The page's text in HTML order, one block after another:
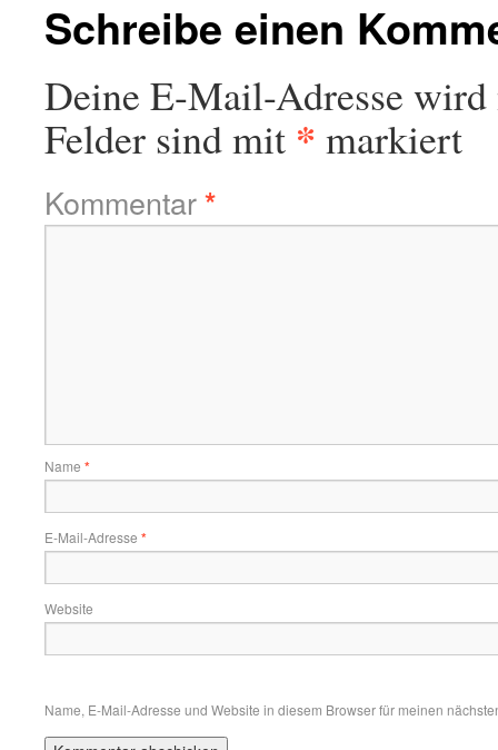
Schreibe einen
Deine E-Mail-Adresse
Felder sind mit * markiert
Kommentar*
Name *
E-Mail-Adresse *
Website
Name, E-Mail-Adresse und Website in diesem Browser für meinen